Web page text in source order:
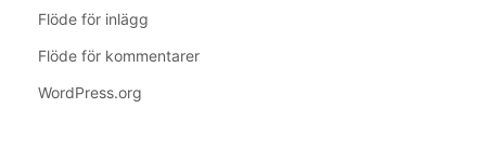
Flöde för inlägg
Flöde för kommentarer
WordPress.org